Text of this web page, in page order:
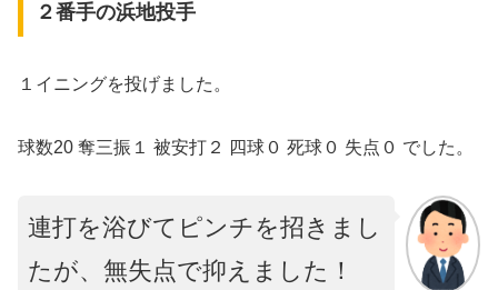
２番手の浜地投手
１イニングを投げました。
球数20 奪三振１ 被安打２ 四球０ 死球０ 失点０ でした。
連打を浴びてピンチを招きまし
たが、無失点で抑えました！